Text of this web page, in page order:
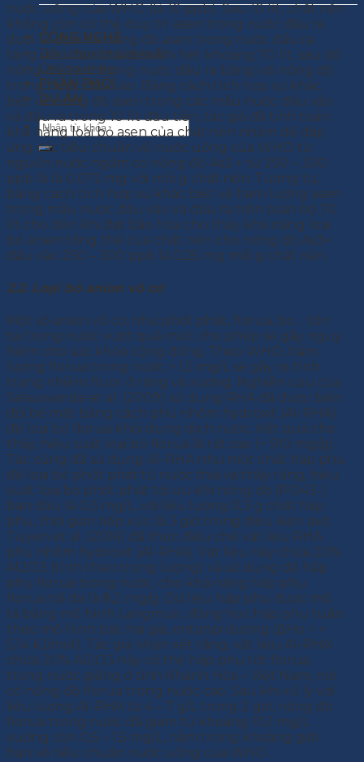
CÔNG NGHỆ
Dây chuyền sản xuất
Chứng nhận
PHÂN PHỐI
DỰ ÁN
nước uống của WHO (là 10 ppb). Sau 10 lít, chất nền
không còn có thể duy trì asen trong nước đầu ra
dưới 10 ppb và nồng độ asen trong nước đầu ra
tăng đều đặn cho đến khi hết khoảng 70 lít, sau đó
nồng độ asen trong nước đầu ra bằng với nồng độ
trong nước đầu vào. Bằng cách tích hợp sự khác
biệt về nồng độ asen trong các mẫu nước đầu vào
và đầu ra trong 10 lít đầu tiên, tác giả đã tính toán
khả năng loại bỏ asen của chất nền nhằm để đáp
ứng các tiêu chuẩn về nước uống của WHO từ
nguồn nước ngầm có nồng độ As3 + từ 250 – 300
ppb là là 0,072 mg với mỗi g chất nền. Tương tự,
bằng cách tích hợp sự khác biệt về hàm lượng asen
trong mẫu nước đầu vào và đầu ra trên toàn bộ 70
lít cho đến khi đạt bão hòa cho thấy khả năng loại
bỏ arsen tổng thể của chất nền cho nồng độ As3+
đầu vào 250 – 300 ppb là 0,25 mg mỗi g chất nền.
2.2. Loại bỏ anion vô cơ
Một số anion vô cơ, như phốt phát, florua, bo… tồn
tại trong nước vượt quá mức cho phép sẽ gây nguy
hiểm cho sức khỏe cộng đồng. Theo WHO, hàm
lượng florua trong nước > 1,5 mg/L sẽ gây ra tình
trạng nhiễm fluor ở răng và xương. Nghiên cứu của
Salsuwanda et al. (2009) sử dụng RHA đã được biến
đổi bề mặt bằng cách phủ nhôm hydroxit (Al-RHA)
để loại bỏ florua khỏi dung dịch nước. Kết quả cho
thấy, hiệu suất loại bỏ florua là rất cao (~ 910 mg/g).
Tác cũng đã sử dụng Al-RHA như một chất hấp phụ
để loại bỏ phốt phát từ nước thải và thấy rằng, hiệu
suất loại bỏ phốt phát tối ưu khi nồng độ (PO43-)
ban đầu là 0,3 mg/L, với liều lượng 0,3 g chất hấp
phụ, thời gian tiếp xúc là 3 giờ trong điều kiện axit.
Tuyen et al. (2016) đã thực điều chế vật liệu RHA
phủ nhôm hydroxit (Al-RHA). Vật liệu này chứa 20%
Al2O3 (tính theo trọng lượng) và sử dụng để hấp
phụ florua trong nước, cho khả năng hấp phụ
florua tối đa là 8,2 mg/g. Dữ liệu hấp phụ được mô
tả bằng mô hình Langmuir, động học hấp phụ tuân
theo mô hình bậc hai giả, entanpi dương (ΔHo = +
5,14 kJ/mol). Tác giả nhận xét rằng, vật liệu Al-RHA
chứa 20% Al2O3 này có thể hấp phụ tốt florua
trong nước giếng ở tỉnh Khánh Hòa – Việt Nam, nơi
có nồng độ florua trong nước cao. Sau khi xử lý với
liều lượng Al-RHA từ 4 – 7 g/L trong 2 giờ, nồng độ
florua trong nước đã giảm từ khoảng 10,1 mg/L
xuống còn 0,5 – 1,5 mg/L, nằm trong khoảng giới
hạn về tiêu chuẩn nước uống của WHO.